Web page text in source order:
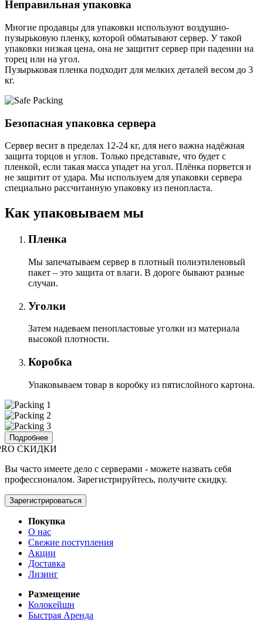
Неправильная упаковка
Многие продавцы для упаковки используют воздушно-
пузырьковую пленку, которой обматывают сервер. У такой
упаковки низкая цена, она не защитит сервер при падении на
торец или на угол.
Пузырьковая пленка подходит для мелких деталей весом до 3
кг.
Безопасная упаковка сервера
Сервер весит в пределах 12-24 кг, для него важна надёжная
защита торцов и углов. Только представьте, что будет с
пленкой, если такая масса упадет на угол. Плёнка порвется и
не защитит от удара. Мы используем для упаковки сервера
специально расcчитанную упаковку из пенопласта.
Как упаковываем мы
Пленка
Мы запечатываем сервер в плотный полиэтиленовый
пакет – это защита от влаги. В дороге бывают разные
случаи.
Уголки
Затем надеваем пенопластовые уголки из материала
высокой плотности.
Коробка
Упаковываем товар в коробку из пятислойного картона.
Подробнее
СКИДКИ
Вы часто имеете дело с серверами - можете назвать себя
профессионалом. Зарегистрируйтесь, получите скидку.
Зарегистрироваться
Покупка
О нас
Свежие поступления
Акции
Доставка
Лизинг
Размещение
Колокейшн
Быстрая Аренда